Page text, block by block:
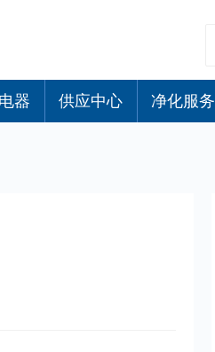
器 供应中心 净化服务